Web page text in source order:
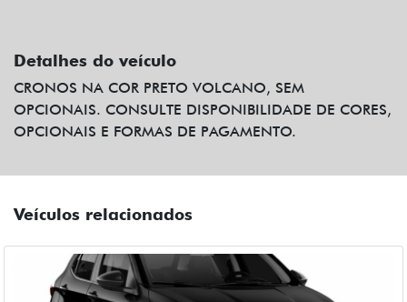
Detalhes do veículo
CRONOS NA COR PRETO VOLCANO, SEM
OPCIONAIS. CONSULTE DISPONIBILIDADE DE CORES,
OPCIONAIS E FORMAS DE PAGAMENTO.
Veículos relacionados